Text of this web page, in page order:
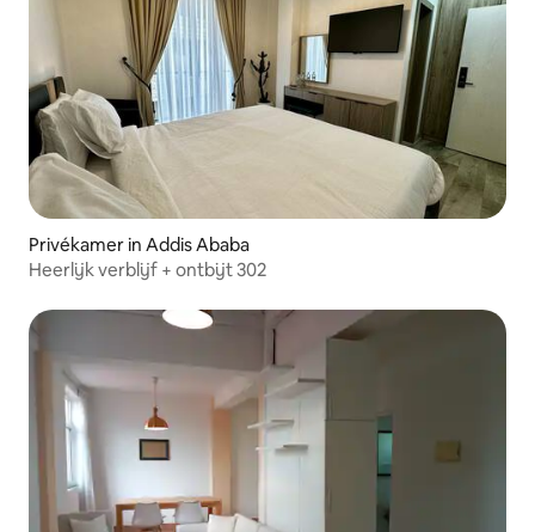
Privékamer in Addis Ababa
Heerlijk verblijf + ontbijt 302